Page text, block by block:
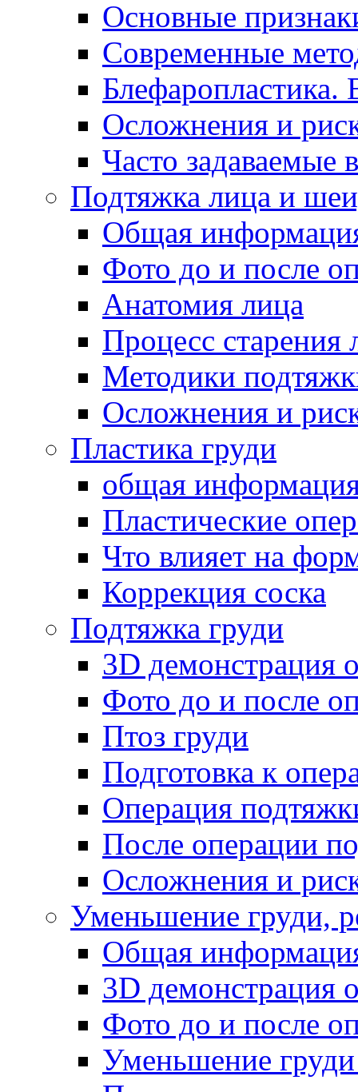
Основные
Современные
Блефаропластика.
Осложнения и
Часто задаваемые
Подтяжка лица и
Общая
Фото до и после
Анатомия лица
Процесс старения
Методики
Осложнения и
Пластика груди
общая
Пластические
Что влияет на
Коррекция соска
Подтяжка груди
3D демонстрация
Фото до и после
Птоз груди
Подготовка к
Операция
После операции
Осложнения и
Уменьшение груди,
Общая
3D демонстрация
Фото до и после
Уменьшение